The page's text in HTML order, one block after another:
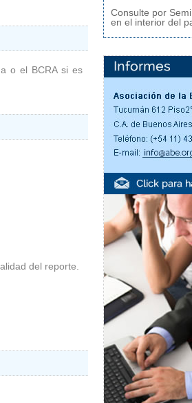
o el BCRA si es
del reporte.
Consulte por
en el interior del